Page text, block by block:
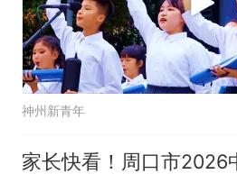
神州新青年
家长快看！周口市2026